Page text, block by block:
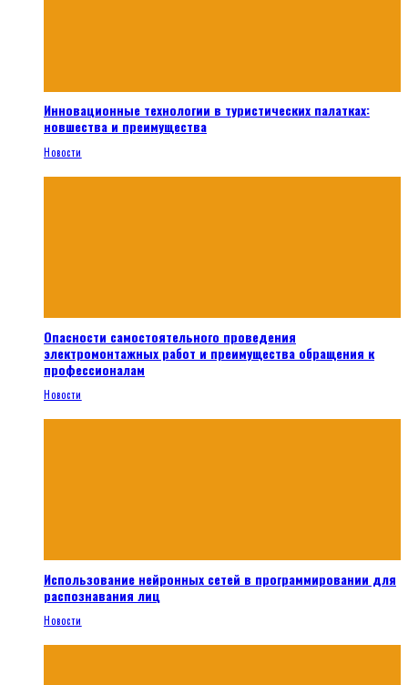
Инновационные технологии в туристических палатках:
новшества и преимущества
Новости
Опасности самостоятельного проведения
электромонтажных работ и преимущества обращения к
профессионалам
Новости
Использование нейронных сетей в программировании для
распознавания лиц
Новости